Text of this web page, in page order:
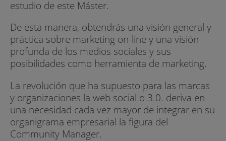
estudio de este Máster.
De esta manera, obtendrás una visión general y
práctica sobre marketing on-line y una visión
profunda de los medios sociales y sus
posibilidades como herramienta de marketing.
La revolución que ha supuesto para las marcas
y organizaciones la web social o 3.0. deriva en
una necesidad cada vez mayor de integrar en su
organigrama empresarial la figura del
Community Manager.